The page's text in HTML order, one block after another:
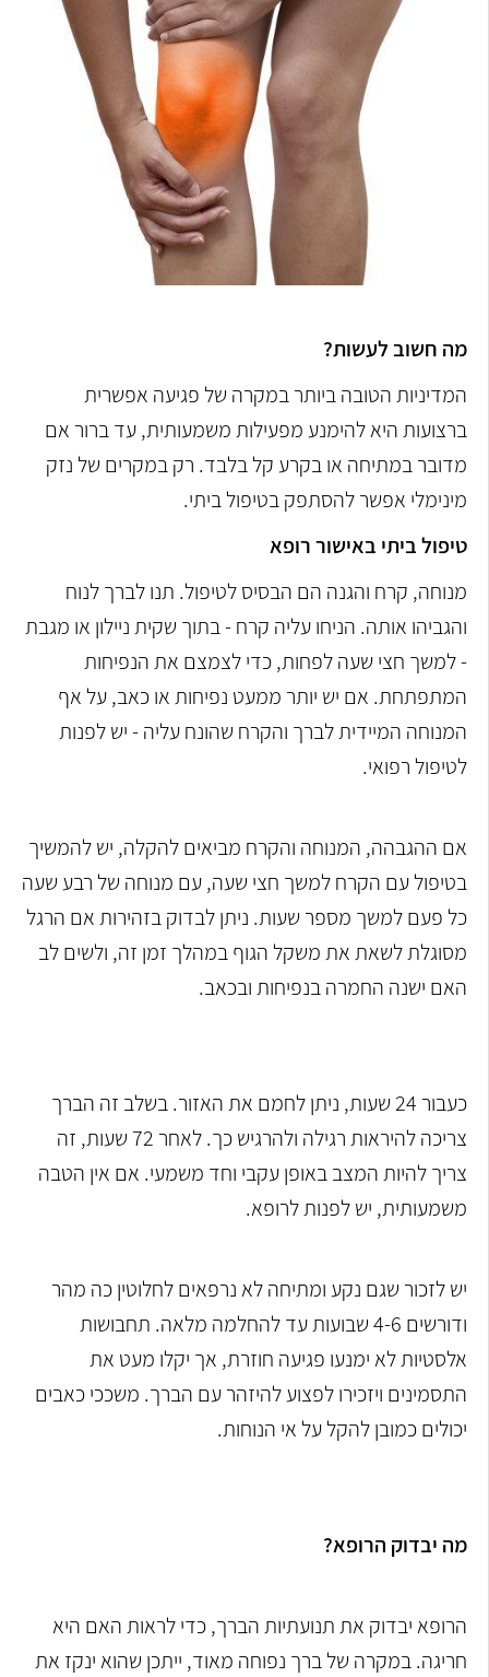
מה חשוב לעשות?
המדיניות הטובה ביותר במקרה של פגיעה אפשרית
ברצועות היא להימנע מפעילות משמעותית, עד ברור אם
מדובר במתיחה או בקרע קל בלבד. רק במקרים של נזק
מינימלי אפשר להסתפק בטיפול ביתי.
טיפול ביתי באישור רופא
מנוחה, קרח והגנה הם הבסיס לטיפול. תנו לברך לנוח
והגביהו אותה. הניחו עליה קרח - בתוך שקית ניילון או מגבת
- למשך חצי שעה לפחות, כדי לצמצם את הנפיחות
המתפתחת. אם יש יותר ממעט נפיחות או כאב, על אף
המנוחה המיידית לברך והקרח שהונח עליה - יש לפנות
לטיפול רפואי.
אם ההגבהה, המנוחה והקרח מביאים להקלה, יש להמשיך
בטיפול עם הקרח למשך חצי שעה, עם מנוחה של רבע שעה
כל פעם למשך מספר שעות. ניתן לבדוק בזהירות אם הרגל
מסוגלת לשאת את משקל הגוף במהלך זמן זה, ולשים לב
האם ישנה החמרה בנפיחות ובכאב.
כעבור 24 שעות, ניתן לחמם את האזור. בשלב זה הברך
צריכה להיראות רגילה ולהרגיש כך. לאחר 72 שעות, זה
צריך להיות המצב באופן עקבי וחד משמעי. אם אין הטבה
משמעותית, יש לפנות לרופא.
יש לזכור שגם נקע ומתיחה לא נרפאים לחלוטין כה מהר
ודורשים 4-6 שבועות עד להחלמה מלאה. תחבושות
אלסטיות לא ימנעו פגיעה חוזרת, אך יקלו מעט את
התסמינים ויזכירו לפצוע להיזהר עם הברך. משככי כאבים
יכולים כמובן להקל על אי הנוחות.
מה יבדוק הרופא?
הרופא יבדוק את תנועתיות הברך, כדי לראות האם היא
חריגה. במקרה של ברך נפוחה מאוד, ייתכן שהוא ינקז את